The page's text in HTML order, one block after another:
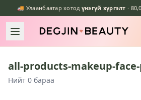
🚚 Улаанбаатар хотод үнэгүй хүргэлт ·
all-products-makeup-
Нийт 0 бараа